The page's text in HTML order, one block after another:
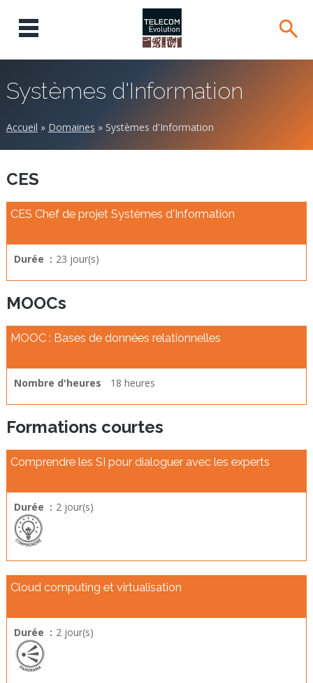
Systèmes d'Information
Accueil » Domaines » Systèmes d'Information
CES
CES Chef de projet Systèmes d'Information
Durée : 23 jour(s)
MOOCs
MOOC : Bases de données relationnelles
Nombre d'heures 18 heures
Formations courtes
Comprendre les SI pour dialoguer avec les experts
Durée : 2 jour(s)
Cloud computing et virtualisation
Durée : 2 jour(s)